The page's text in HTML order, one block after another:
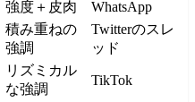
強度＋皮肉 WhatsApp
積み重ねの
強調
Twitterのスレ
ッド
リズミカル
な強調
TikTok